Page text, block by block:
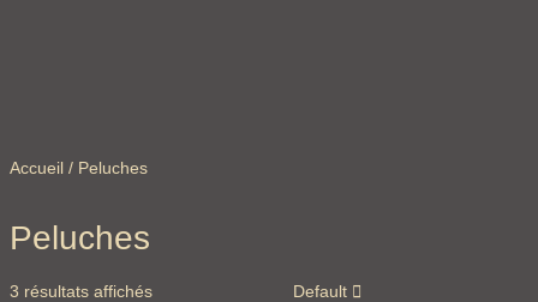
Accueil / Peluches
Peluches
3 résultats affichés Default